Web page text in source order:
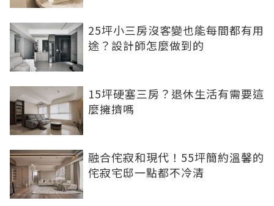
25坪小三房沒客變也能每間都有用
途？設計師怎麼做到的
15坪硬塞三房？退休生活有需要這
麼擁擠嗎
融合侘寂和現代！55坪簡約溫馨的
侘寂宅邸一點都不冷清